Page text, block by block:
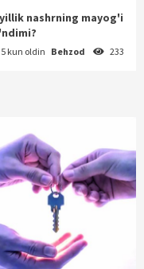
yillik nashrning mayog'i
5 kun oldin Behzod 233